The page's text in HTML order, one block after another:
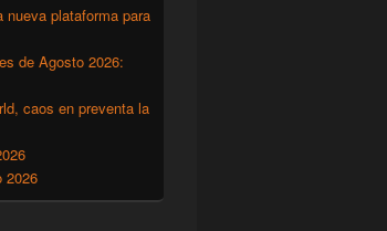
nueva plataforma para
de Agosto 2026:
caos en preventa la
2026